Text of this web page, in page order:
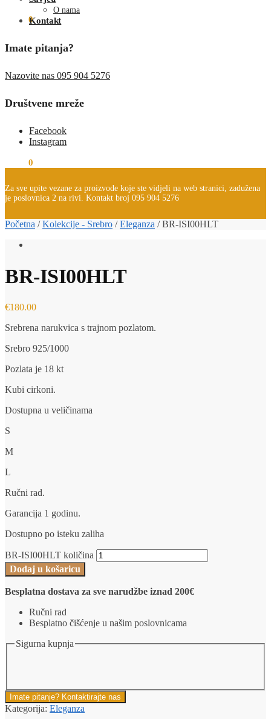
0.00 0
O nama
Kontakt
Imate pitanja?
Nazovite nas 095 904 5276
Društvene mreže
Facebook
Instagram
0
Za sve upite vezane za proizvode koje ste vidjeli na web stranici, zadužena
je poslovnica 2 na rivi. Kontakt broj 095 904 5276
Početna /Kolekcije - Srebro /Eleganza /BR-ISI00HLT
BR-ISI00HLT
€180.00
Srebrena narukvica s trajnom pozlatom.
Srebro 925/1000
Pozlata je 18 kt
Kubi cirkoni.
Dostupna u veličinama
S
M
L
Ručni rad.
Garancija 1 godinu.
Dostupno po isteku zaliha
BR-ISI00HLT količina
Dodaj u košaricu
Besplatna dostava za sve narudžbe iznad 200€
Ručni rad
Besplatno čišćenje u našim poslovnicama
Sigurna kupnja
Imate pitanje? Kontaktirajte nas
Kategorija: Eleganza